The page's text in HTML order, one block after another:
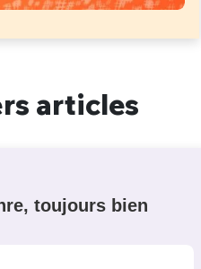
articles
toujours bien